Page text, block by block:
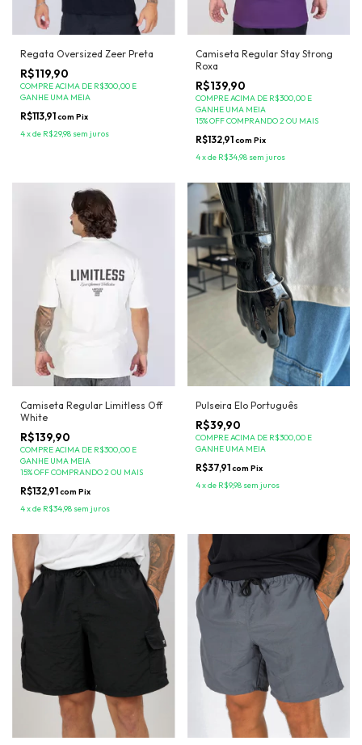
Regata Oversized Zeer Preta
R$119,90
COMPRE ACIMA DE R$300,00 E
GANHE UMA MEIA
R$113,91com Pix
4xde R$29,98 sem juros
Camiseta Regular Stay Strong
Roxa
R$139,90
COMPRE ACIMA DE R$300,00 E
GANHE UMA MEIA
15% OFF COMPRANDO 2 OU MAIS
R$132,91com Pix
4xde R$34,98 sem juros
Camiseta Regular Limitless Off
White
R$139,90
COMPRE ACIMA DE R$300,00 E
GANHE UMA MEIA
15% OFF COMPRANDO 2 OU MAIS
R$132,91com Pix
4xde R$34,98 sem juros
Pulseira Elo Português
R$39,90
COMPRE ACIMA DE R$300,00 E
GANHE UMA MEIA
R$37,91com Pix
4xde R$9,98 sem juros